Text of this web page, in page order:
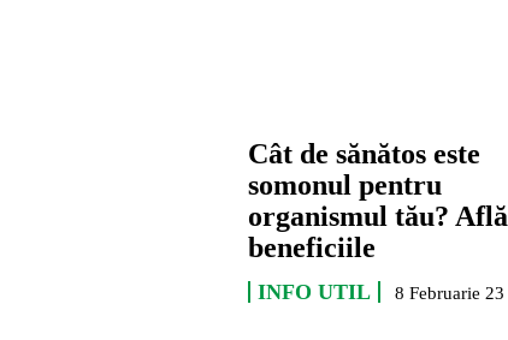
Cât de sănătos este
somonul pentru
organismul tău? Află
beneficiile
INFO UTIL 8 Februarie 23